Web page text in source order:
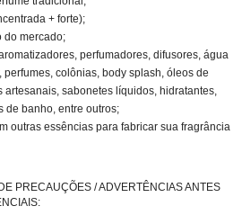
+ forte);
do mercado;
perfumadores, difusores, água
perfumes, colônias, body splash, óleos de
artesanais, sabonetes líquidos, hidratantes,
de banho, entre outros;
outras essências para fabricar sua fragrância
PRECAUÇÕES / ADVERTÊNCIAS ANTES